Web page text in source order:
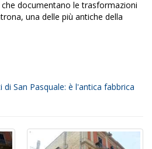
documentano le trasformazioni
una delle più antiche della
San Pasquale: è l'antica fabbrica